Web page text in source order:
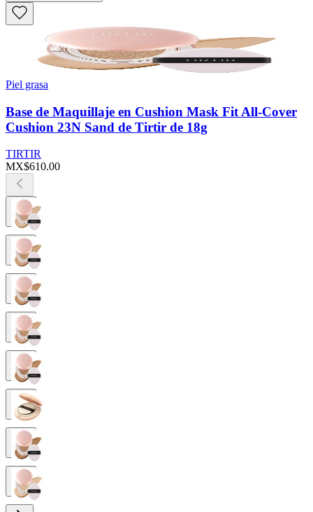
Piel grasa
Base de Maquillaje en Cushion Mask Fit All-Cover
Cushion 23N Sand de Tirtir de 18g
TIRTIR
MX$610.00